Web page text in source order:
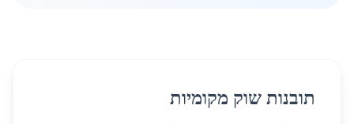
תובנות שוק מקומיות